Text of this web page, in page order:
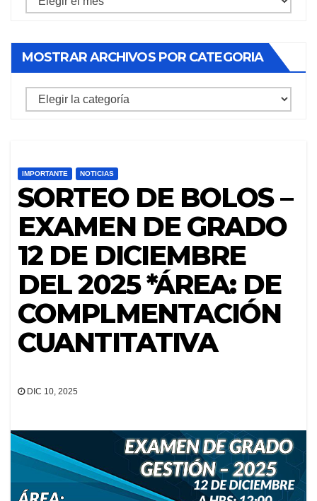
por
mes
MOSTRAR ARCHIVOS POR CATEGORIA
mostrar
IMPORTANTE NOTICIAS
SORTEO DE BOLOS –
EXAMEN DE GRADO
12 DE DICIEMBRE
DEL 2025 *ÁREA: DE
COMPLMENTACIÓN
CUANTITATIVA
DIC 10, 2025